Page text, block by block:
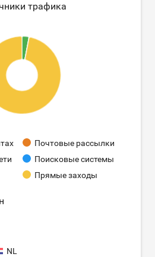
трафика
Почтовые рассылки
Поисковые системы
Прямые заходы
NL